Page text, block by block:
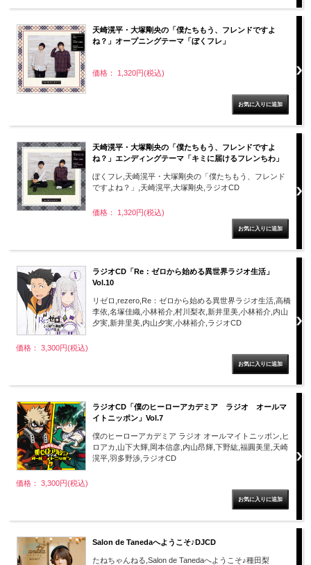
天崎滉平・大塚剛央の「僕たちもう、フレンドですよ
ね？」オープニングテーマ「ぼくフレ」
価格： 1,320円(税込)
天崎滉平・大塚剛央の「僕たちもう、フレンドですよ
ね？」エンディングテーマ「キミに届けるフレンちわ」
ぼくフレ,天崎滉平・大塚剛央の「僕たちもう、フレンド
ですよね？」,天崎滉平,大塚剛央,ラジオCD
価格： 1,320円(税込)
ラジオCD「Re：ゼロから始める異世界ラジオ生活」
Vol.10
リゼロ,rezero,Re：ゼロから始める異世界ラジオ生活,高橋
李依,名塚佳織,小林裕介,村川梨衣,新井里美,小林裕介,内山
夕実,新井里美,内山夕実,小林裕介,ラジオCD
価格： 3,300円(税込)
ラジオCD「僕のヒーローアカデミア ラジオ オールマ
イトニッポン」Vol.7
僕のヒーローアカデミア ラジオ オールマイトニッポン,ヒ
ロアカ,山下大輝,岡本信彦,内山昂輝,下野紘,福圓美里,天崎
滉平,羽多野渉,ラジオCD
価格： 3,300円(税込)
Salon de Tanedaへようこそ♪DJCD
たねちゃんねる,Salon de Tanedaへようこそ♪種田梨